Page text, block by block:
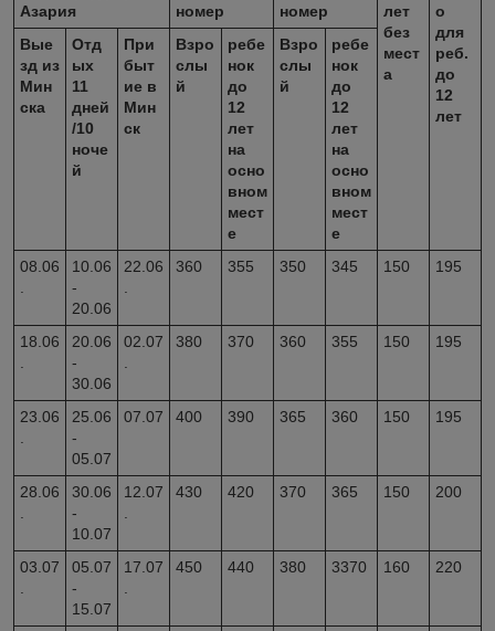
Азария
номер
номер
лет
без
мест
а
о
для
реб.
до
12
лет
Вые
зд из
Мин
ска
Отд
ых
11
дней
/10
ноче
й
При
быт
ие в
Мин
ск
Взро
слы
й
ребе
нок
до
12
лет
на
осно
вном
мест
е
Взро
слы
й
ребе
нок
до
12
лет
на
осно
вном
мест
е
08.06
10.06
-
20.06
22.06
360 355 350 345 150 195
18.06
20.06
-
30.06
02.07
380 370 360 355 150 195
23.06
25.06
-
05.07
07.07 400 390 365 360 150 195
28.06
30.06
-
10.07
12.07
430 420 370 365 150 200
03.07
05.07
-
15.07
17.07
450 440 380 3370 160 220